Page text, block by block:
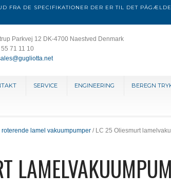
FRA DE SPECIFIKATIONER DER ER TIL DET
Parkvej 12 DK-4700 Naestved Denmark
71 11 10
SERVICE ENGINEERING BEREGN
roterende lamel vakuumpumper / LC 25 Oliesmurt